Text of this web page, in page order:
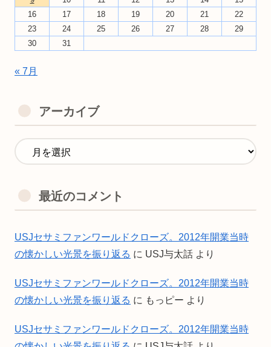
16
17 18 19 20 21
22
23
24 25 26 27 28
29
30
31
« 7月
アーカイブ
最近のコメント
USJセサミファンワールドクローズ。2012年開業当時
の懐かしい光景を振り返る に USJ与太話 より
USJセサミファンワールドクローズ。2012年開業当時
の懐かしい光景を振り返る に もっピー より
USJセサミファンワールドクローズ。2012年開業当時